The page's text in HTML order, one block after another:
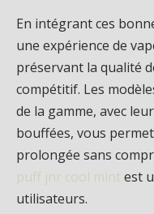
En intégrant ces
une expérience de
préservant la qualité
compétitif. Les
de la gamme, avec
bouffées, vous
prolongée sans
puff jnr cool mintest
utilisateurs.